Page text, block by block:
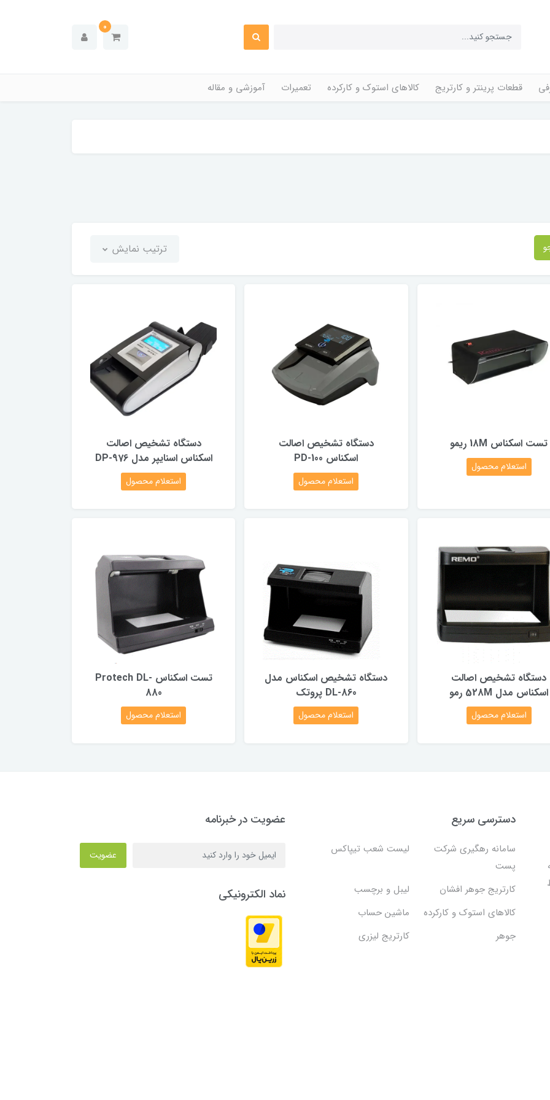
0
قطعات پرینتر و کارتریج کالاهای استوک و کارکرده تعمیرات آموزشی و مقاله
ترتیب نمایش
تست اسکناس 18M ریمو
استعلام محصول
دستگاه تشخیص اصالت
اسکناس PD-100
استعلام محصول
دستگاه تشخیص اصالت
اسکناس اسنایپر مدل DP-976
استعلام محصول
دستگاه تشخیص اصالت
اسکناس مدل 528M رمو
استعلام محصول
دستگاه تشخیص اسکناس مدل
DL-860 پروتک
استعلام محصول
تست اسکناس Protech DL-
880
استعلام محصول
دسترسی سریع
سامانه رهگیری شرکت
پست
لیست شعب تیپاکس
کارتریج جوهر افشان
لیبل و برچسب
کالاهای استوک و کارکرده
ماشین حساب
جوهر
کارتریج لیزری
عضویت در خبرنامه
عضویت
نماد الکترونیکی